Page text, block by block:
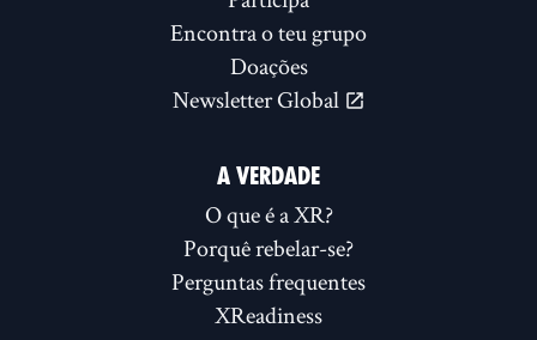
Encontra o teu grupo
Doações
Newsletter Global
A VERDADE
O que é a XR?
Porquê rebelar-se?
Perguntas frequentes
XReadiness